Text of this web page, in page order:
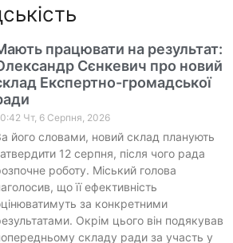
працювати на результат:
Сєнкевич про новий
Експертно-громадської
Чт, 6 Серпня, 2026
його словами, новий склад планують
12 серпня, після чого рада
роботу. Міський голова
що її ефективність
за конкретними
Окрім цього він подякував
складу ради за участь у